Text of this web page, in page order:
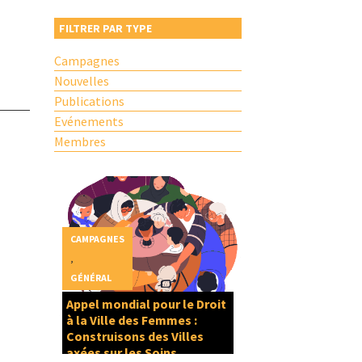
FILTRER PAR TYPE
Campagnes
Nouvelles
Publications
Evénements
Membres
Appel mondial pour le Droit
à la Ville des Femmes :
Construisons des Villes
axées sur les Soins
CAMPAGNES
GÉNÉRAL